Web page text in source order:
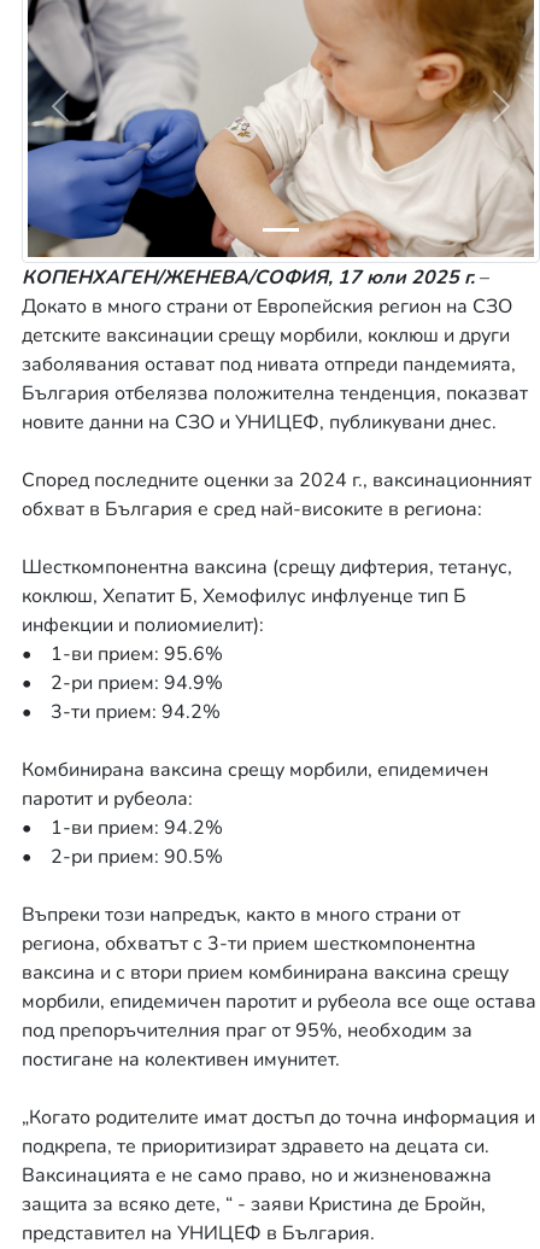
Предишна
КОПЕНХАГЕН/ЖЕНЕВА/СОФИЯ, 17 юли 2025 г.–
Докато в много страни от Европейския регион на СЗО
детските ваксинации срещу морбили, коклюш и други
заболявания остават под нивата отпреди пандемията,
България отбелязва положителна тенденция, показват
новите данни на СЗО и УНИЦЕФ, публикувани днес.
Според последните оценки за 2024 г., ваксинационният
обхват в България е сред най-високите в региона:
Шесткомпонентна ваксина (срещу дифтерия, тетанус,
коклюш, Хепатит Б, Хемофилус инфлуенце тип Б
инфекции и полиомиелит):
• 1-ви прием: 95.6%
• 2-ри прием: 94.9%
• 3-ти прием: 94.2%
Комбинирана ваксина срещу морбили, епидемичен
паротит и рубеола:
• 1-ви прием: 94.2%
• 2-ри прием: 90.5%
Въпреки този напредък, както в много страни от
региона, обхватът с 3-ти прием шесткомпонентна
ваксина и с втори прием комбинирана ваксина срещу
морбили, епидемичен паротит и рубеола все още остава
под препоръчителния праг от 95%, необходим за
постигане на колективен имунитет.
„Когато родителите имат достъп до точна информация и
подкрепа, те приоритизират здравето на децата си.
Ваксинацията е не само право, но и жизненоважна
защита за всяко дете, “ - заяви Кристина де Бройн,
представител на УНИЦЕФ в България.